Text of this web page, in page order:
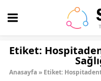
Etiket:
Anasayfa» Etiket: